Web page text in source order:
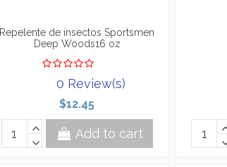
Repelente de insectos Sportsmen
Deep Woods16 oz
0 Review(s)
$12.45
Add to cart